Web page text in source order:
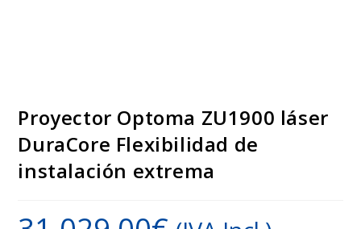
Proyector Optoma ZU1900 láser
DuraCore Flexibilidad de
instalación extrema